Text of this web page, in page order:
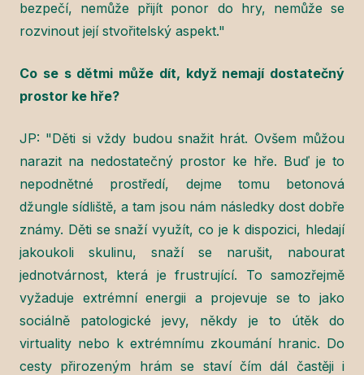
bezpečí, nemůže přijít ponor do hry, nemůže se
rozvinout její stvořitelský aspekt."
Co se s dětmi může dít, když nemají dostatečný
prostor ke hře?
JP: "Děti si vždy budou snažit hrát. Ovšem můžou
narazit na nedostatečný prostor ke hře. Buď je to
nepodnětné prostředí, dejme tomu betonová
džungle sídliště, a tam jsou nám následky dost dobře
známy. Děti se snaží využít, co je k dispozici, hledají
jakoukoli skulinu, snaží se narušit, nabourat
jednotvárnost, která je frustrující. To samozřejmě
vyžaduje extrémní energii a projevuje se to jako
sociálně patologické jevy, někdy je to útěk do
virtuality nebo k extrémnímu zkoumání hranic. Do
cesty přirozeným hrám se staví čím dál častěji i